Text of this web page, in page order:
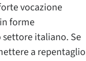
vocazione
forme
italiano. Se
a repentaglio